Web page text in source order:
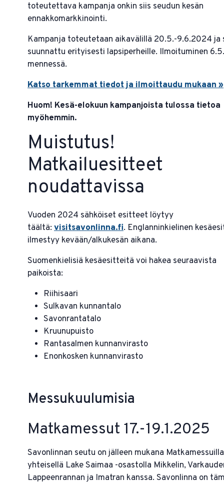
toteutettava kampanja onkin siis seudun kesän
ennakkomarkkinointi.
Kampanja toteutetaan aikavälillä 20.5.-9.6.2024 ja
suunnattu erityisesti lapsiperheille. Ilmoituminen 6.5.
mennessä.
Katso tarkemmat tiedot ja ilmoittaudu mukaan »
Huom! Kesä-elokuun kampanjoista tulossa tietoa
myöhemmin.
Muistutus!
Matkailuesitteet
noudattavissa
Vuoden 2024 sähköiset esitteet löytyy
täältä: visitsavonlinna.fi. Englanninkielinen
ilmestyy kevään/alkukesän aikana.
Suomenkielisiä kesäesitteitä voi hakea seuraavista
paikoista:
Riihisaari
Sulkavan kunnantalo
Savonrantatalo
Kruunupuisto
Rantasalmen kunnanvirasto
Enonkosken kunnanvirasto
Messukuulumisia
Matkamessut 17.-19.1.2025
Savonlinnan seutu on jälleen mukana Matkamessuilla
yhteisellä Lake Saimaa -osastolla Mikkelin,
Lappeenrannan ja Imatran kanssa. Savonlinna on